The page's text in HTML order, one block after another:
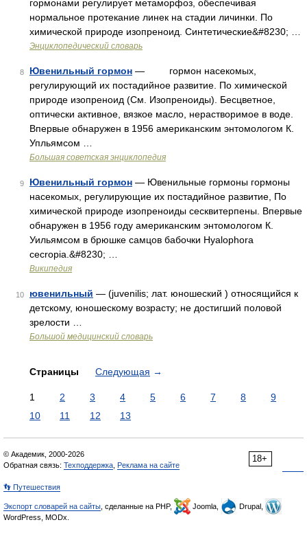
гормонами регулирует метаморфоз, обеспечивая
нормальное протекание линек на стадии личинки. По
химической природе изопреноид. Синтетические&#8230; …
Энциклопедический словарь
8 Ювенильный гормон — гормон насекомых,
регулирующий их постадийное развитие. По химической
природе изопреноид (См. Изопреноиды). Бесцветное,
оптически активное, вязкое масло, нерастворимое в воде.
Впервые обнаружен в 1956 американским энтомологом К.
Упльямсом …
Большая советская энциклопедия
9 Ювенильный гормон — Ювенильные гормоны гормоны
насекомых, регулирующие их постадийное развитие, По
химической природе изопреноиды сесквитерпены. Впервые
обнаружен в 1956 году американским энтомологом К.
Уильямсом в брюшке самцов бабочки Hyalophora
cecropia.&#8230; …
Википедия
10 ювенильный — (juvenilis; лат. юношеский ) относящийся к
детскому, юношескому возрасту; не достигший половой
зрелости …
Большой медицинский словарь
Страницы Следующая →
1 2 3 4 5 6 7 8
9
10
11 12 13
18+
© Академик, 2000-2026
Обратная связь: Техподдержка Реклама на сайте
👣 Путешествия
Экспорт словарей на сайты , сделанные на PHP, Joomla,
Drupal,
WordPress, MODx.